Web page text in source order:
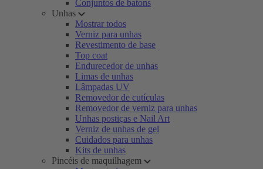
Conjuntos de batons
Unhas
Mostrar todos
Verniz para unhas
Revestimento de base
Top coat
Endurecedor de unhas
Limas de unhas
Lâmpadas UV
Removedor de cutículas
Removedor de verniz para unhas
Unhas postiças e Nail Art
Verniz de unhas de gel
Cuidados para unhas
Kits de unhas
Pincéis de maquilhagem